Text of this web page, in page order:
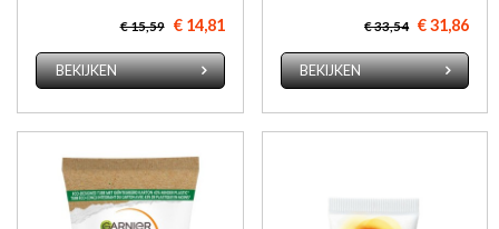
€ 15,59 € 14,81
BEKIJKEN
€ 33,54 € 31,86
BEKIJKEN